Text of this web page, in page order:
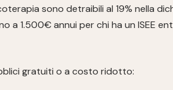
sono detraibili al 19% nella
a 1.500€ annui per chi ha un ISEE
gratuiti o a costo ridotto: